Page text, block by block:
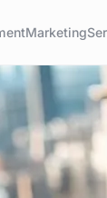
Marketing